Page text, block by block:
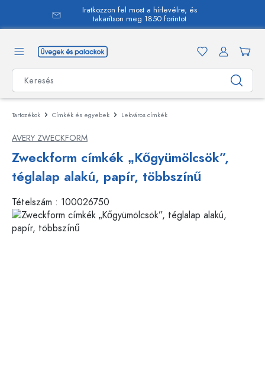
Iratkozzon fel most a hírlevélre, és
takarítson meg 1850 forintot
Tartozékok Címkék és egyebek Lekváros címkék
AVERY ZWECKFORM
Zweckform címkék „Kőgyümölcsök”,
téglalap alakú, papír, többszínű
Tételszám : 100026750